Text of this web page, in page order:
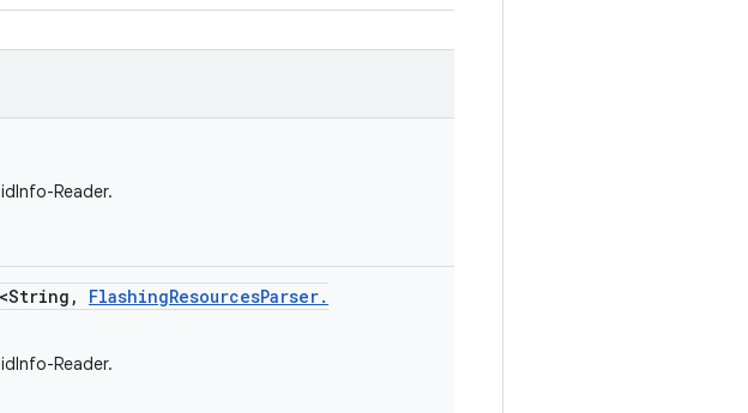
Reader.
, FlashingResourcesParser.
Reader.